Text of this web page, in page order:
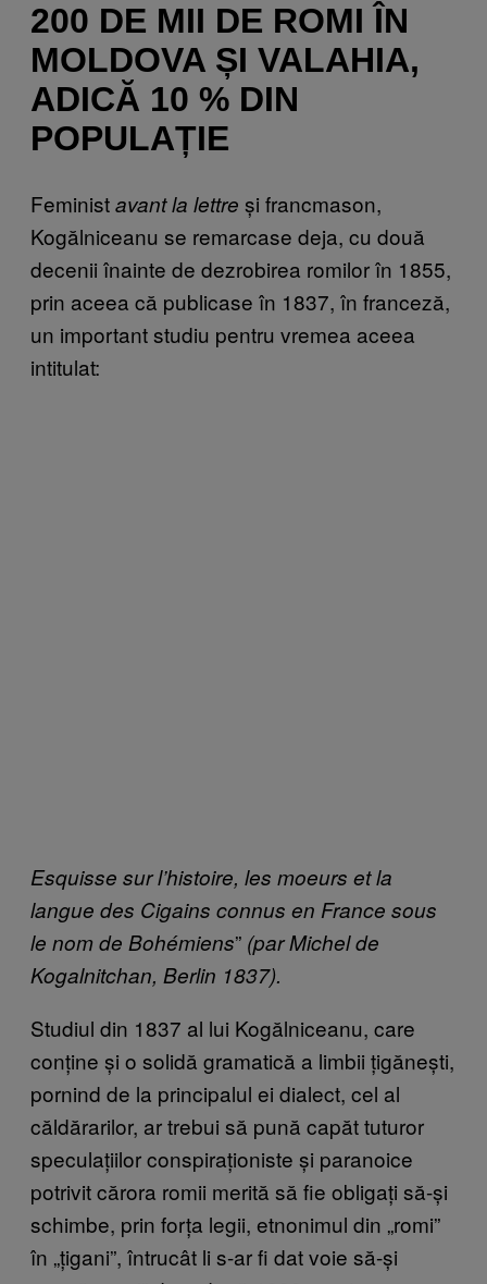
200 DE MII DE ROMI ÎN
MOLDOVA ȘI VALAHIA,
ADICĂ 10 % DIN
POPULAȚIE
Feministavant la lettre și francmason,
Kogălniceanu se remarcase deja, cu două
decenii înainte de dezrobirea romilor în 1855,
prin aceea că publicase în 1837, în franceză,
un important studiu pentru vremea aceea
intitulat:
Esquisse sur l’histoire, les moeurs et la
langue des Cigains connus en France sous
le nom de Bohémiens” (par Michel de
Kogalnitchan, Berlin 1837).
Studiul din 1837 al lui Kogălniceanu, care
conține și o solidă gramatică a limbii țigănești,
pornind de la principalul ei dialect, cel al
căldărarilor, ar trebui să pună capăt tuturor
speculațiilor conspiraționiste și paranoice
potrivit cărora romii merită să fie obligați să-și
schimbe, prin forța legii, etnonimul din „romi”
în „țigani”, întrucât li s-ar fi dat voie să-și